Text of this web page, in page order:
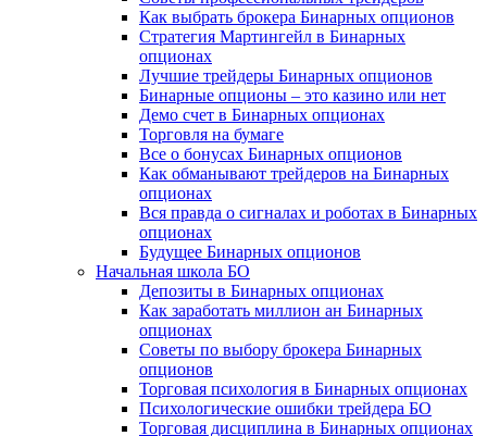
Как выбрать брокера Бинарных опционов
Стратегия Мартингейл в Бинарных
опционах
Лучшие трейдеры Бинарных опционов
Бинарные опционы – это казино или нет
Демо счет в Бинарных опционах
Торговля на бумаге
Все о бонусах Бинарных опционов
Как обманывают трейдеров на Бинарных
опционах
Вся правда о сигналах и роботах в Бинарных
опционах
Будущее Бинарных опционов
Начальная школа БО
Депозиты в Бинарных опционах
Как заработать миллион ан Бинарных
опционах
Советы по выбору брокера Бинарных
опционов
Торговая психология в Бинарных опционах
Психологические ошибки трейдера БО
Торговая дисциплина в Бинарных опционах